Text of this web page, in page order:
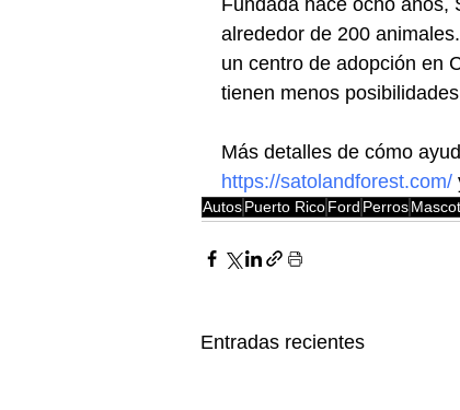
Fundada hace ocho años,
alrededor de 200
un centro de adopción en
tienen menos
Más detalles de cómo
https://satolandforest.com/
AutosPuerto RicoFord Perros
Entradas recientes